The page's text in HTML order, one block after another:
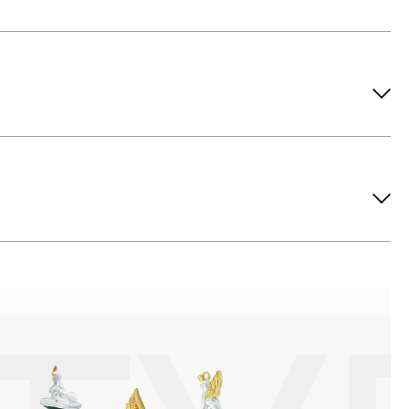
Также высокую влажность плохо переносят жемчуг,